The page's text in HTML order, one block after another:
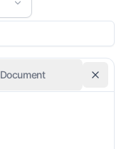
Document